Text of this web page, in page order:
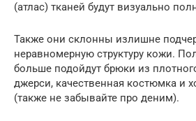
(атлас) тканей будут визуально
Также они склонны излишне
неравномерную структуру кожи.
больше подойдут брюки из
джерси, качественная костюмка и
(также не забывайте про деним).